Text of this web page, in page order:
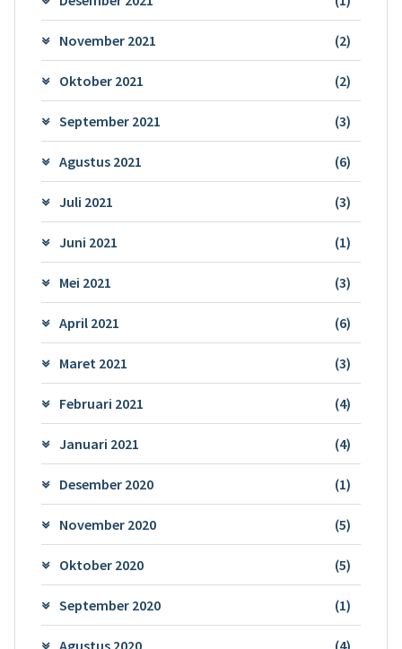
November 2021 (2)
Oktober 2021 (2)
September 2021 (3)
Agustus 2021 (6)
Juli 2021 (3)
Juni 2021 (1)
Mei 2021 (3)
April 2021 (6)
Maret 2021 (3)
Februari 2021 (4)
Januari 2021 (4)
Desember 2020 (1)
November 2020 (5)
Oktober 2020 (5)
September 2020 (1)
Agustus 2020 (4)